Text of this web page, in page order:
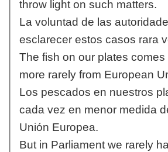
throw light on such matters.
La voluntad de las
esclarecer estos casos rara
The fish on our plates comes
more rarely from European
Los pescados en nuestros
cada vez en menor medida
Unión Europea.
But in Parliament we rarely